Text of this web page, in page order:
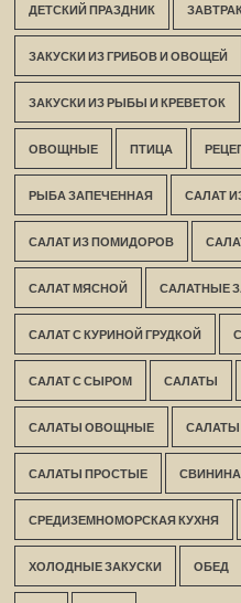
ДЕТСКИЙ ПРАЗДНИК
ЗАКУСКИ ИЗ ГРИБОВ И ОВОЩЕЙ
ЗАКУСКИ ИЗ РЫБЫ И КРЕВЕТОК
ОВОЩНЫЕ ПТИЦА
РЫБА ЗАПЕЧЕННАЯ САЛАТ
САЛАТ ИЗ ПОМИДОРОВ
САЛАТ МЯСНОЙ САЛАТНЫЕ
САЛАТ С КУРИНОЙ ГРУДКОЙ
САЛАТ С СЫРОМ САЛАТЫ
САЛАТЫ ОВОЩНЫЕ САЛАТЫ
САЛАТЫ ПРОСТЫЕ СВИНИНА
СРЕДИЗЕМНОМОРСКАЯ КУХНЯ
ХОЛОДНЫЕ ЗАКУСКИ ОБЕД